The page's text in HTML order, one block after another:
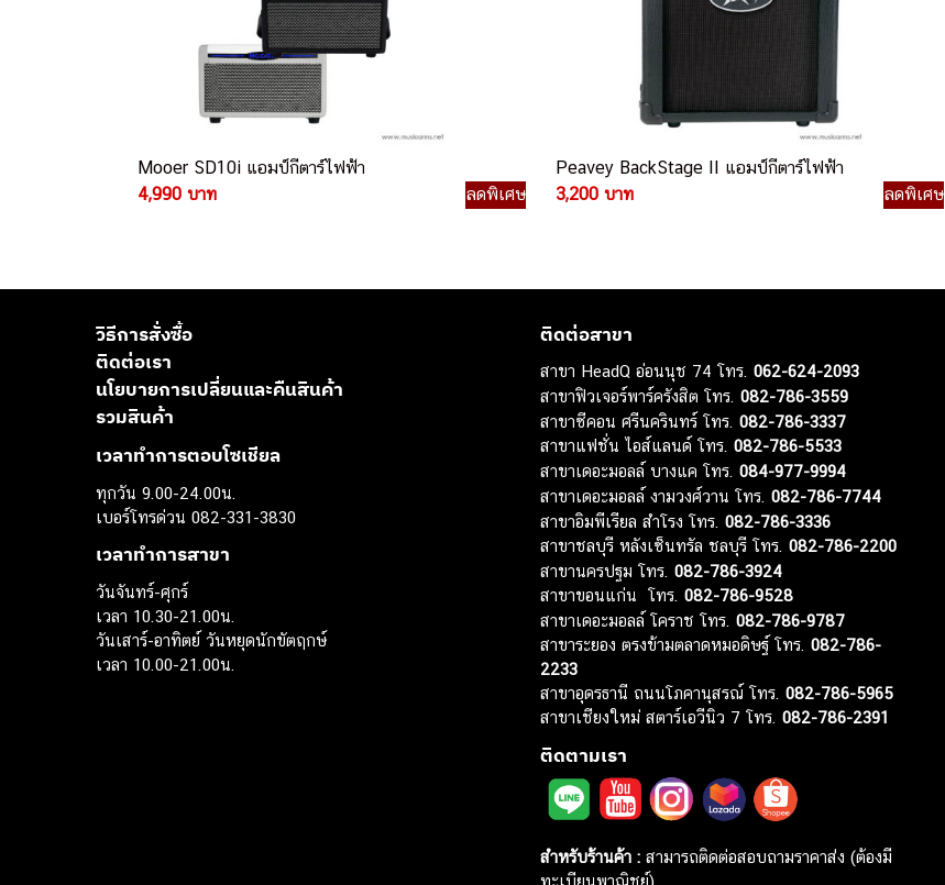
Mooer SD10i แอมป์กีตาร์ไฟฟ้า
4,990 บาท
ลดพิเศษ
Peavey BackStage II แอมป์กีตาร์ไฟฟ้า
3,200 บาท
ลดพิเศษ
วิธีการสั่งซื้อ
ติดต่อเรา
นโยบายการเปลี่ยนและคืนสินค้า
รวมสินค้า
เวลาทำการตอบโซเชียล
ทุกวัน 9.00-24.00น.
เบอร์โทรด่วน 082-331-3830
เวลาทำการสาขา
วันจันทร์-ศุกร์
เวลา 10.30-21.00น.
วันเสาร์-อาทิตย์ วันหยุดนักขัตฤกษ์
เวลา 10.00-21.00น.
ติดต่อสาขา
สาขา HeadQ อ่อนนุช 74 โทร.062-624-2093
สาขาฟิวเจอร์พาร์ครังสิต โทร.082-786-3559
สาขาซีคอน ศรีนครินทร์ โทร.082-786-3337
สาขาแฟชั่น ไอส์แลนด์ โทร.082-786-5533
สาขาเดอะมอลล์ บางแค โทร.084-977-9994
สาขาเดอะมอลล์ งามวงศ์วาน โทร.082-786-7744
สาขาอิมพีเรียล สำโรง โทร.082-786-3336
สาขาชลบุรี หลังเซ็นทรัล ชลบุรี โทร.082-786-2200
สาขานครปฐม โทร.082-786-3924
สาขาขอนแก่น โทร.082-786-9528
สาขาเดอะมอลล์ โคราช โทร.082-786-9787
สาขาระยอง ตรงข้ามตลาดหมอดิษฐ์ โทร.082-786-
2233
สาขาอุดรธานี ถนนโภคานุสรณ์ โทร.082-786-5965
สาขาเชียงใหม่ สตาร์เอวีนิว 7 โทร.082-786-2391
ติดตามเรา
สำหรับร้านค้า : สามารถติดต่อสอบถามราคาส่ง (ต้องมี